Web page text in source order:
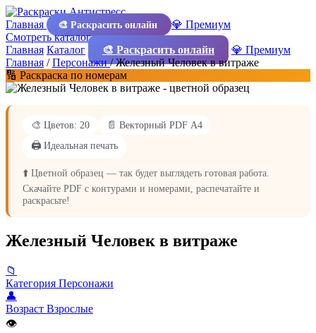
Главная 🎨 Раскрасить онлайн
💎 Премиум
Смотреть каталог
Главная Каталог 🎨 Раскрасить онлайн
💎 Премиум
Главная /Персонажи/Железный Человек в витраже
🔢 Раскраска по номерам
🎨 Цветов: 20
📄 Векторный PDF А4
🖨️ Идеальная печать
⬆️ Цветной образец — так будет выглядеть готовая работа.
Скачайте PDF с контурами и номерами, распечатайте и
раскрасьте!
Железный Человек в витраже
📁
Категория Персонажи
👤
Возраст Взрослые
👁